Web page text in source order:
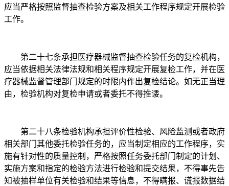
应当严格按照监督抽查检验方案及相关工作程序规定开展检验
工作。
第二十七条承担医疗器械监督抽查检验任务的复检机构，
应当依据相关法律法规和相关程序规定开展复检工作，并在医
疗器械监督管理部门规定的时限内作出复检结论。如无正当理
由，检验机构对复检申请或者委托不得推诿。
第二十八条检验机构承担评价性检验、风险监测或者政府
相关部门其他委托检验任务的，应当制定相应的工作程序，实
施有针对性的质量控制，严格按照任务委托部门制定的计划、
实施方案和指定的检验方法进行检验和提交结果，不得事先告
知被抽样单位有关检验和结果等信息，不得瞒报、谎报数据结